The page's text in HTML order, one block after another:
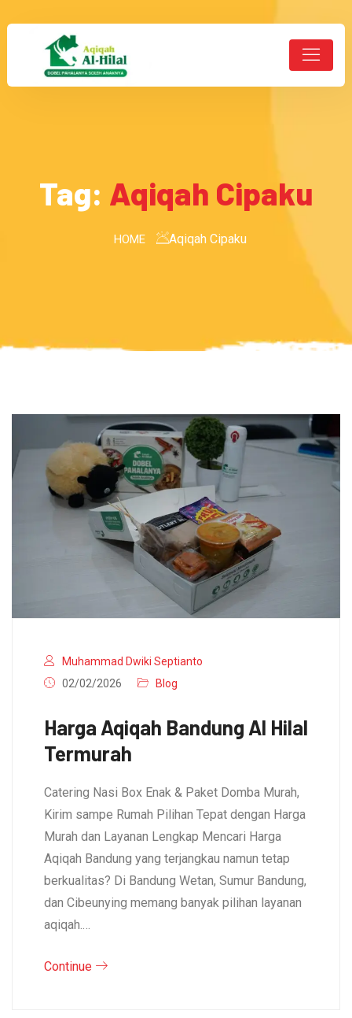
Tag: Aqiqah Cipaku
HOME Aqiqah Cipaku
Muhammad Dwiki Septianto
02/02/2026
Blog
Harga Aqiqah Bandung Al Hilal
Termurah
Catering Nasi Box Enak & Paket Domba Murah,
Kirim sampe Rumah Pilihan Tepat dengan Harga
Murah dan Layanan Lengkap Mencari Harga
Aqiqah Bandung yang terjangkau namun tetap
berkualitas? Di Bandung Wetan, Sumur Bandung,
dan Cibeunying memang banyak pilihan layanan
aqiqah.…
Continue